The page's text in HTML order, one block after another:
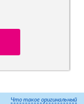
Что такое оригинальный